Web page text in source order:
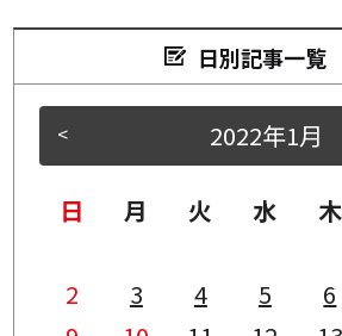
日別記事一覧
< 2022年1月
日 月 火 水 木
2
3 4 5 6